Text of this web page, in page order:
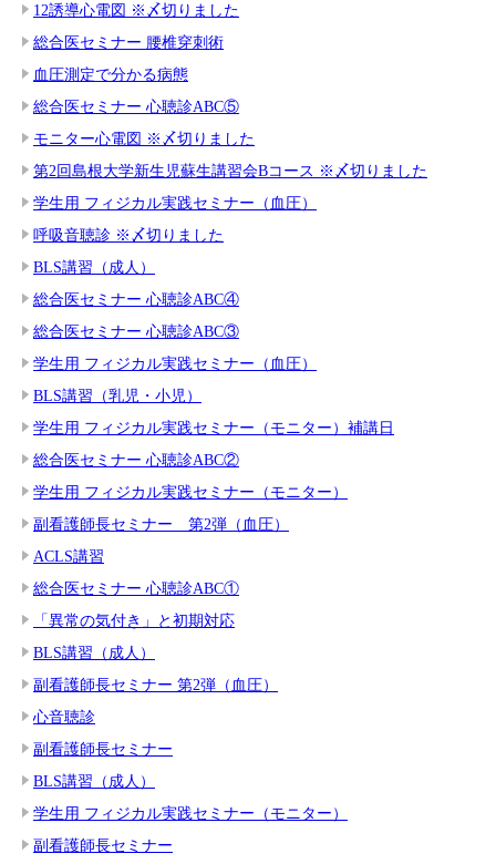
12誘導心電図 ※〆切りました
総合医セミナー 腰椎穿刺術
血圧測定で分かる病態
総合医セミナー 心聴診ABC⑤
モニター心電図 ※〆切りました
第2回島根大学新生児蘇生講習会Bコース ※〆切りました
学生用 フィジカル実践セミナー（血圧）
呼吸音聴診 ※〆切りました
BLS講習（成人）
総合医セミナー 心聴診ABC④
総合医セミナー 心聴診ABC③
学生用 フィジカル実践セミナー（血圧）
BLS講習（乳児・小児）
学生用 フィジカル実践セミナー（モニター）補講日
総合医セミナー 心聴診ABC②
学生用 フィジカル実践セミナー（モニター）
副看護師長セミナー 第2弾（血圧）
ACLS講習
総合医セミナー 心聴診ABC①
「異常の気付き」と初期対応
BLS講習（成人）
副看護師長セミナー 第2弾（血圧）
心音聴診
副看護師長セミナー
BLS講習（成人）
学生用 フィジカル実践セミナー（モニター）
副看護師長セミナー